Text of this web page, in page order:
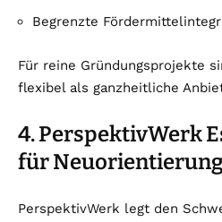
Begrenzte
Für reine Gründungsprojekte
flexibel als ganzheitliche
4. PerspektivWerk
für Neuorientierung
PerspektivWerk legt den